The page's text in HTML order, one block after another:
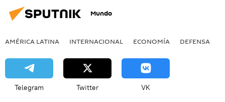
Mundo
AMÉRICA LATINA INTERNACIONAL ECONOMÍA DEFENSA
Telegram Twitter VK